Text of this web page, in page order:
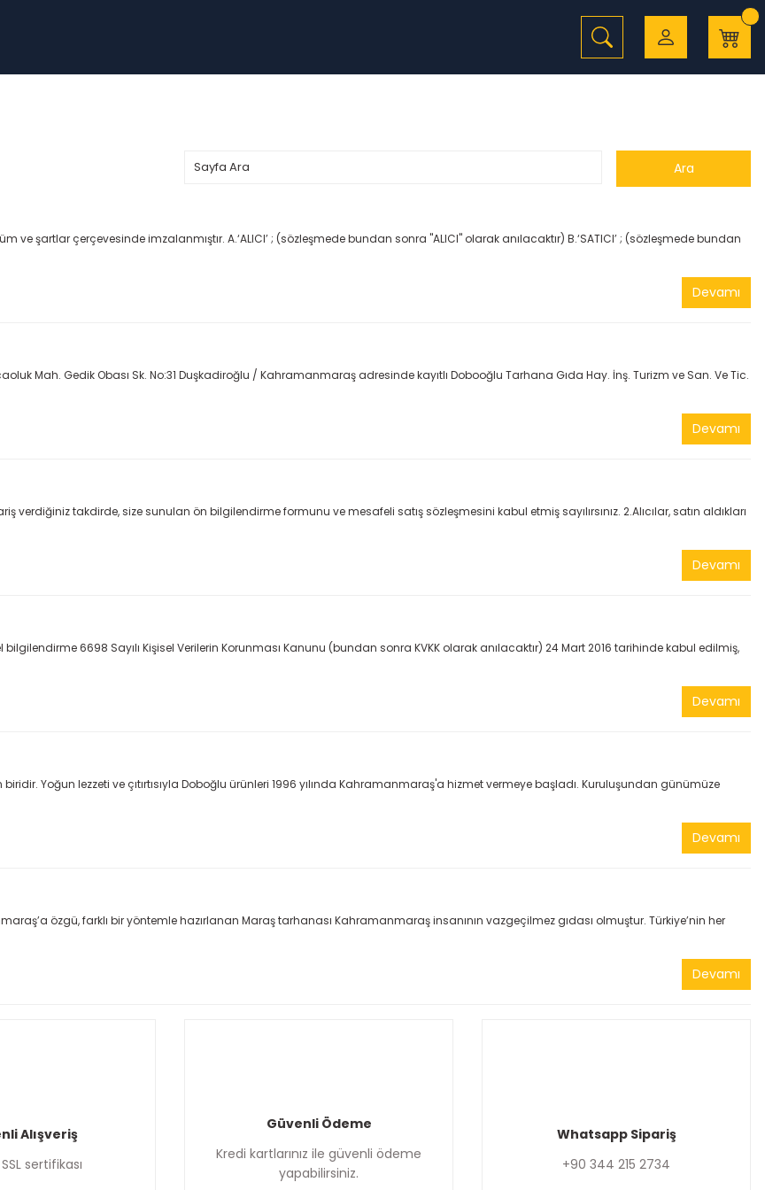
ve şartlar çerçevesinde imzalanmıştır. A.‘ALICI’ ; (sözleşmede bundan sonra "ALICI" olarak anılacaktır) B.‘SATICI’ ; (sözleşmede bundan
Devamı
Mah. Gedik Obası Sk. No:31 Duşkadiroğlu / Kahramanmaraş adresinde kayıtlı Dobooğlu Tarhana Gıda Hay. İnş. Turizm ve San. Ve Tic.
Devamı
takdirde, size sunulan ön bilgilendirme formunu ve mesafeli satış sözleşmesini kabul etmiş sayılırsınız. 2.Alıcılar, satın aldıkları
Devamı
6698 Sayılı Kişisel Verilerin Korunması Kanunu (bundan sonra KVKK olarak anılacaktır) 24 Mart 2016 tarihinde kabul edilmiş,
Devamı
Yoğun lezzeti ve çıtırtısıyla Doboğlu ürünleri 1996 yılında Kahramanmaraş'a hizmet vermeye başladı. Kuruluşundan günümüze
Devamı
özgü, farklı bir yöntemle hazırlanan Maraş tarhanası Kahramanmaraş insanının vazgeçilmez gıdası olmuştur. Türkiye’nin her
Devamı
Alışveriş
sertifikası
Güvenli Ödeme
Kredi kartlarınız ile güvenli ödeme
yapabilirsiniz.
Whatsapp Sipariş
+90 344 215 2734